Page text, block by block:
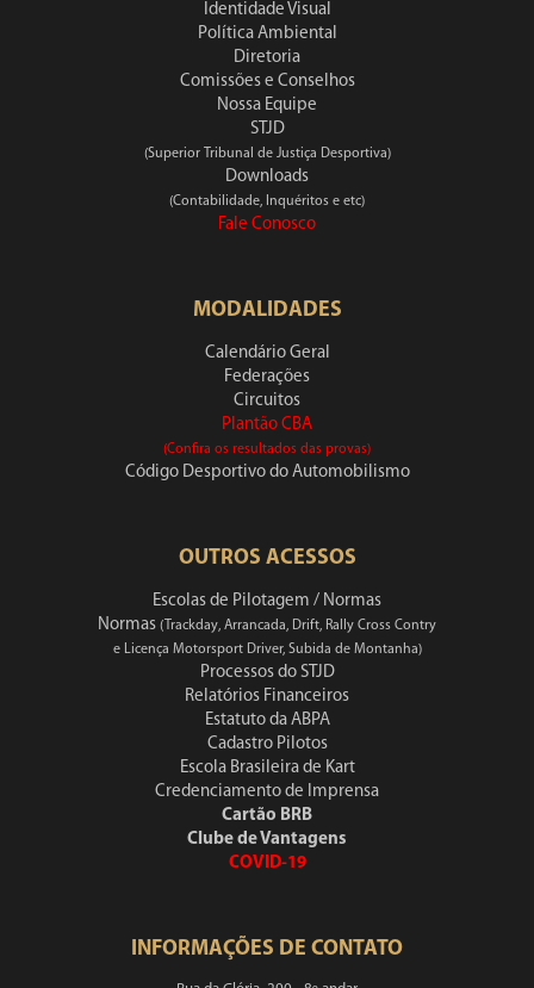
Identidade Visual
Política Ambiental
Diretoria
Comissões e Conselhos
Nossa Equipe
STJD
(Superior Tribunal de Justiça Desportiva)
Downloads
(Contabilidade, Inquéritos e etc)
Fale Conosco
MODALIDADES
Calendário Geral
Federações
Circuitos
Plantão CBA
(Confira os resultados das provas)
Código Desportivo do Automobilismo
OUTROS ACESSOS
Escolas de Pilotagem / Normas
Normas (Trackday, Arrancada, Drift, Rally Cross Contry
e Licença Motorsport Driver, Subida de Montanha)
Processos do STJD
Relatórios Financeiros
Estatuto da ABPA
Cadastro Pilotos
Escola Brasileira de Kart
Credenciamento de Imprensa
Cartão BRB
Clube de Vantagens
COVID-19
INFORMAÇÕES DE CONTATO